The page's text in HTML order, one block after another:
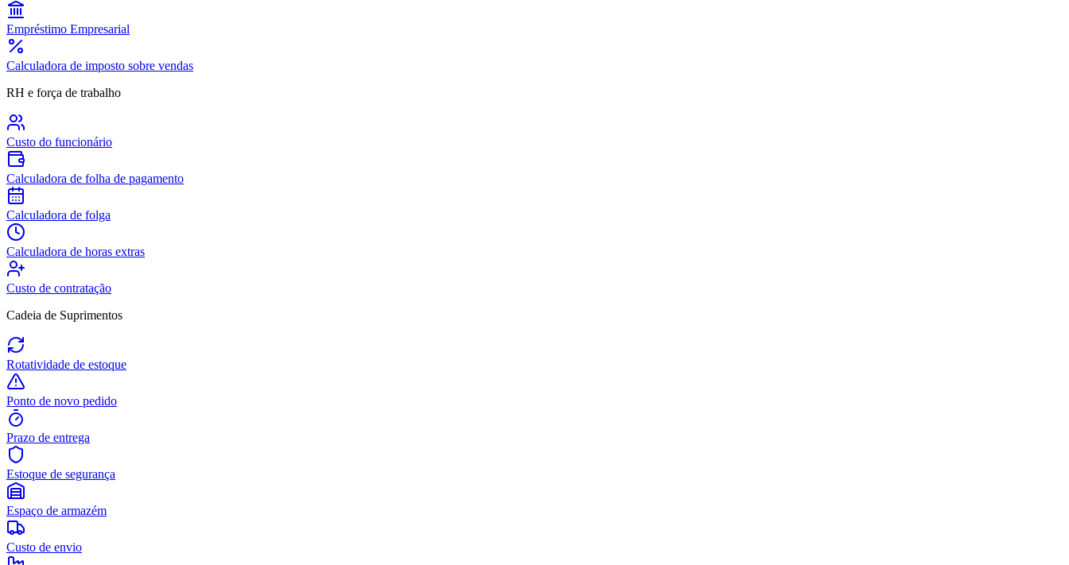
Empréstimo Empresarial
Calculadora de imposto sobre vendas
RH e força de trabalho
Custo do funcionário
Calculadora de folha de pagamento
Calculadora de folga
Calculadora de horas extras
Custo de contratação
Cadeia de Suprimentos
Rotatividade de estoque
Ponto de novo pedido
Prazo de entrega
Estoque de segurança
Espaço de armazém
Custo de envio